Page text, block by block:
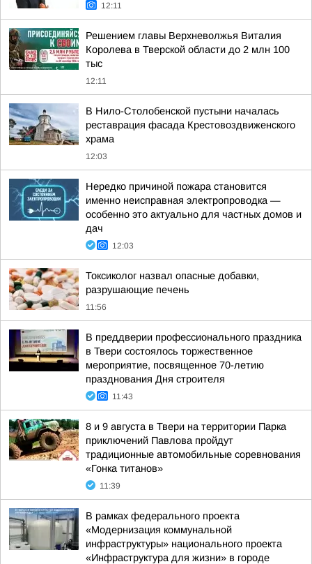
12:11
Решением главы Верхневолжья Виталия
Королева в Тверской области до 2 млн 100
тыс
12:11
В Нило-Столобенской пустыни началась
реставрация фасада Крестовоздвиженского
храма
12:03
Нередко причиной пожара становится
именно неисправная электропроводка —
особенно это актуально для частных домов и
дач
12:03
Токсиколог назвал опасные добавки,
разрушающие печень
11:56
В преддверии профессионального праздника
в Твери состоялось торжественное
мероприятие, посвященное 70-летию
празднования Дня строителя
11:43
8 и 9 августа в Твери на территории Парка
приключений Павлова пройдут
традиционные автомобильные соревнования
«Гонка титанов»
11:39
В рамках федерального проекта
«Модернизация коммунальной
инфраструктуры» национального проекта
«Инфраструктура для жизни» в городе